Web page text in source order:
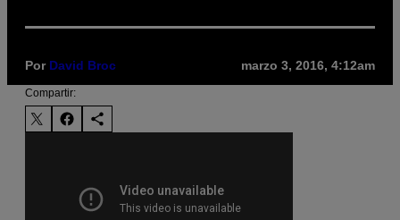
Por David Broc marzo 3, 2016, 4:12am
Compartir: